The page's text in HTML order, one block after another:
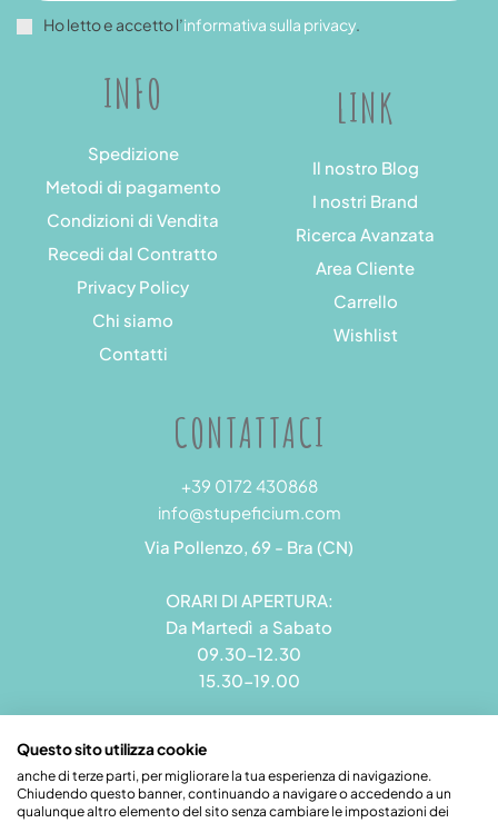
INFO
Spedizione
Metodi di pagamento
Condizioni di Vendita
Recedi dal Contratto
Privacy Policy
Chi siamo
Contatti
LINK
Il nostro Blog
I nostri Brand
Ricerca Avanzata
Area Cliente
Carrello
Wishlist
Ho letto e accetto l’informativa sulla privacy.
CONTATTACI
+39 0172 430868
info@stupeficium.com
Via Pollenzo, 69 - Bra (CN)
ORARI DI APERTURA:
Da Martedì a Sabato
09.30-12.30
15.30-19.00
Stupeficium di Carena Diego | Rea CN - 265823 | P.I.
Questo sito utilizza cookie
anche di terze parti, per migliorare la tua esperienza di navigazione.
Chiudendo questo banner, continuando a navigare o accedendo a un
qualunque altro elemento del sito senza cambiare le impostazioni dei